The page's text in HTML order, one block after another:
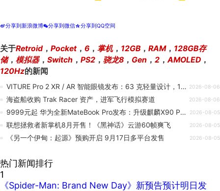
t分享到新浪微博w分享到微信z分享到QQ空间
关于Retroid ， Pocket， 6 ， 掌机， 12GB ， RAM， 128GB存
储， 模拟器， Switch ， PS2 ， 骁龙8 ， Gen ， 2 ， AMOLED ，
120Hz的新闻
VITURE Pro 2 XR / AR 智能眼镜发布：63 克轻量设计，1999 元 2026-08-06
海盗船收购 Trak Racer 资产，进军飞行模拟赛道 2026-08-06
9999元起 华为全新MateBook Pro发布：升级麒麟X90 Plus、40W性能释放 2026-08-05
联想拯救者新掌机8月开售！《黑神话》云游60帧爽飞 2026-08-05
《另一个伊甸：起源》预购开启 9月17日多平台发售 2026-08-05
热门新闻排行
1
《Spider-Man: Brand New Day》新预告预计明日发